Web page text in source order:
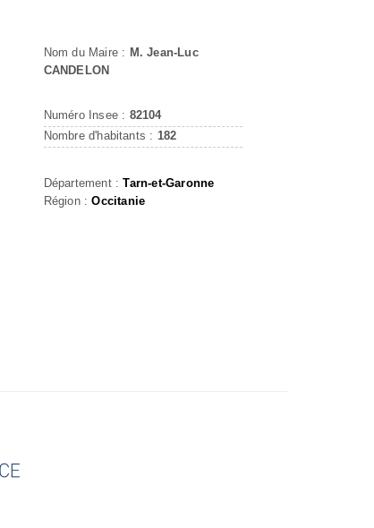
Nom du Maire : M. Jean-Luc
CANDELON
Numéro Insee : 82104
Nombre d'habitants : 182
Département :Tarn-et-Garonne
Région :Occitanie